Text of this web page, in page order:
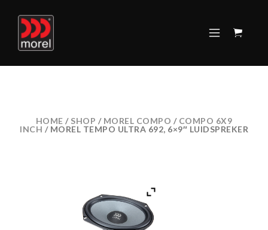
HOME / SHOP / MOREL COMPO / COMPO 6X9
INCH / MOREL TEMPO ULTRA 692, 6×9″ LUIDSPREKER